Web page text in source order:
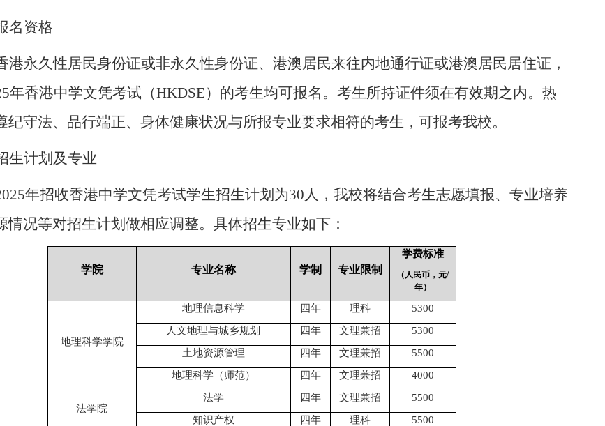
名资格
港永久性居民身份证或非永久性身份证、港澳居民来往内地通行证或港澳居民居住证，
年香港中学文凭考试（HKDSE）的考生均可报名。考生所持证件须在有效期之内。热
纪守法、品行端正、身体健康状况与所报专业要求相符的考生，可报考我校。
生计划及专业
年招收香港中学文凭考试学生招生计划为30 人，我校将结合考生志愿填报、专业培养
情况等对招生计划做相应调整。具体招生专业如下：
学院 专业名称 学制 专业限制
学费标准
（人民币，元/
年）
地理科学学院
地理信息科学 四年 理科
5300
人文地理与城乡规划
四年 文理兼招
5300
土地资源管理
四年 文理兼招
5500
地理科学（师范）
四年 文理兼招 4000
法学院
法学 四年 文理兼招
5500
知识产权
四年 理科 5500